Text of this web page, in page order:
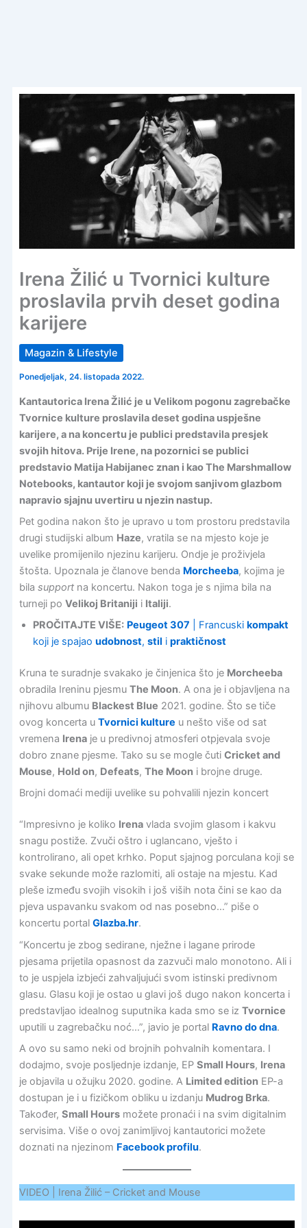
Irena Žilić u Tvornici kulture
proslavila prvih deset godina
karijere
Magazin & Lifestyle
Ponedjeljak, 24. listopada 2022.
Kantautorica Irena Žilić je u Velikom pogonu zagrebačke
Tvornice kulture proslavila deset godina uspješne
karijere, a na koncertu je publici predstavila presjek
svojih hitova. Prije Irene, na pozornici se publici
predstavio Matija Habijanec znan i kao The Marshmallow
Notebooks, kantautor koji je svojom sanjivom glazbom
napravio sjajnu uvertiru u njezin nastup.
Pet godina nakon što je upravo u tom prostoru predstavila
drugi studijski album Haze, vratila se na mjesto koje je
uvelike promijenilo njezinu karijeru. Ondje je proživjela
štošta. Upoznala je članove benda Morcheeba, kojima je
bila supportna koncertu. Nakon toga je s njima bila na
turneji po Velikoj Britaniji i Italiji.
PROČITAJTE VIŠE: Peugeot 307 | Francuski kompakt
koji je spajao udobnost, stil i praktičnost
Kruna te suradnje svakako je činjenica što je Morcheeba
obradila Ireninu pjesmu The Moon. A ona je i objavljena na
njihovu albumu Blackest Blue 2021. godine. Što se tiče
ovog koncerta u Tvornici kulture u nešto više od sat
vremena Irenaje u predivnoj atmosferi otpjevala svoje
dobro znane pjesme. Tako su se mogle čuti Cricket and
Mouse, Hold on, Defeats, The Mooni brojne druge.
Brojni domaći mediji uvelike su pohvalili njezin koncert
“Impresivno je koliko Irenavlada svojim glasom i kakvu
snagu postiže. Zvuči oštro i uglancano, vješto i
kontrolirano, ali opet krhko. Poput sjajnog porculana koji se
svake sekunde može razlomiti, ali ostaje na mjestu. Kad
pleše između svojih visokih i još viših nota čini se kao da
pjeva uspavanku svakom od nas posebno…” piše o
koncertu portal Glazba.hr.
“Koncertu je zbog sedirane, nježne i lagane prirode
pjesama prijetila opasnost da zazvuči malo monotono. Ali i
to je uspjela izbjeći zahvaljujući svom istinski predivnom
glasu. Glasu koji je ostao u glavi još dugo nakon koncerta i
predstavljao idealnog suputnika kada smo se iz Tvornice
uputili u zagrebačku noć…”, javio je portal Ravno do dna.
A ovo su samo neki od brojnih pohvalnih komentara. I
dodajmo, svoje posljednje izdanje, EP Small Hours, Irena
je objavila u ožujku 2020. godine. A Limited editionEP-a
dostupan je i u fizičkom obliku u izdanju Mudrog Brka.
Također, Small Hoursmožete pronaći i na svim digitalnim
servisima. Više o ovoj zanimljivoj kantautorici možete
doznati na njezinom Facebook profilu.
VIDEO | Irena Žilić – Cricket and Mouse